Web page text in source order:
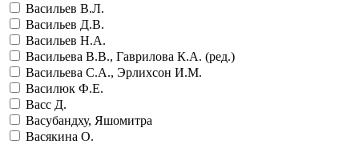
Васильев В.Л.
Васильев Д.В.
Васильев Н.А.
Васильева В.В., Гаврилова К.А. (ред.)
Васильева С.А., Эрлихсон И.М.
Василюк Ф.Е.
Васс Д.
Васубандху, Яшомитра
Васякина О.